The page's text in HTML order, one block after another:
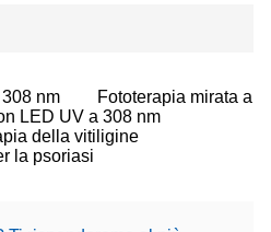
nm
Fototerapia mirata a
LED UV a 308 nm
della vitiligine
la psoriasi